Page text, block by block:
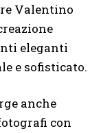
Valentino
eleganti
e sofisticato.
anche
con